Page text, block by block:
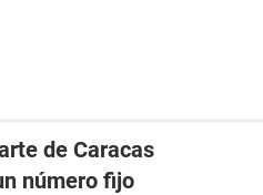
de Caracas
número fijo